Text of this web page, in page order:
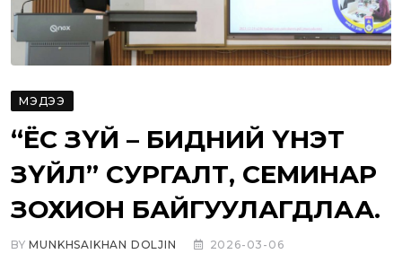
МЭДЭЭ
“ЁС ЗҮЙ – БИДНИЙ ҮНЭТ
ЗҮЙЛ” СУРГАЛТ, СЕМИНАР
ЗОХИОН БАЙГУУЛАГДЛАА.
BYMUNKHSAIKHAN DOLJIN
2026-03-06